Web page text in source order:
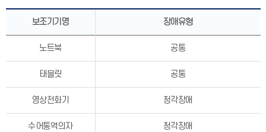
보조기기명 장애유형
노트북 공통
태블릿 공통
영상전화기 청각장애
수어통역의자 청각장애